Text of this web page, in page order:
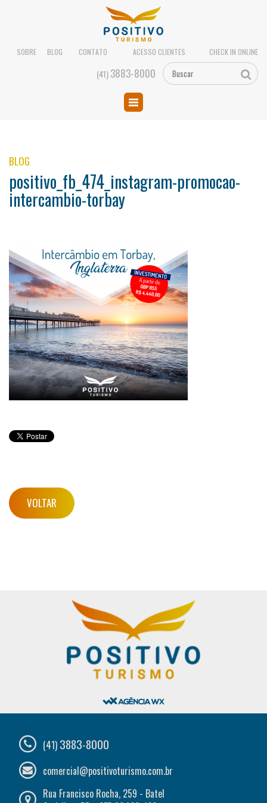
SOBRE BLOG CONTATO ACESSO CLIENTES CHECK IN ONLINE
(41)3883-8000
BLOG
positivo_fb_474_instagram-promocao-
intercambio-torbay
VOLTAR
(41) 3883-8000
comercial@positivoturismo.com.br
Rua Francisco Rocha, 259 - Batel